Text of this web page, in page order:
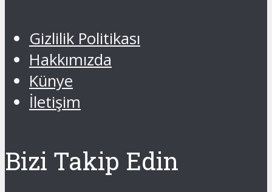
Gizlilik Politikası
Hakkımızda
Künye
İletişim
Bizi Takip Edin